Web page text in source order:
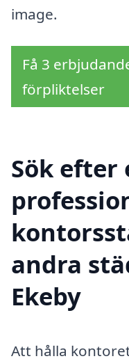
image.
Få 3
förpliktelser
Sök efter
andra
Ekeby
Att hålla